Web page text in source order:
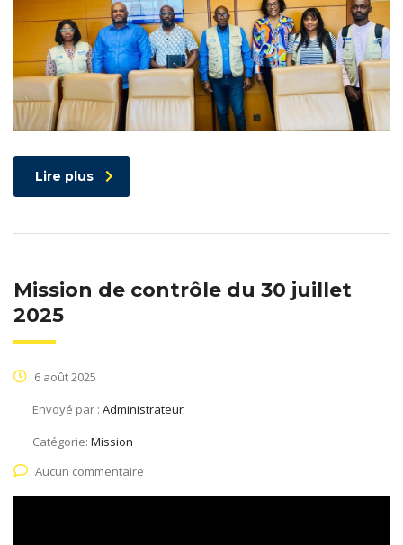
Lire plus
Mission de contrôle du 30 juillet
2025
6 août 2025
Envoyé par : Administrateur
Catégorie: Mission
Aucun commentaire